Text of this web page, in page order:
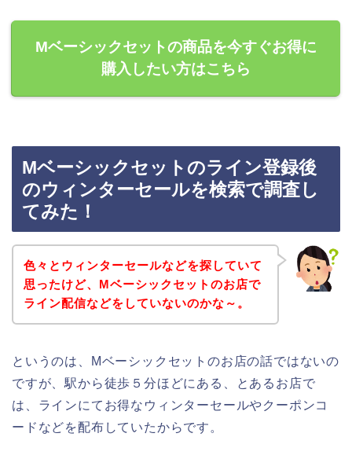
Mベーシックセットの商品を今すぐお得に
購入したい方はこちら
Mベーシックセットのライン登録後
のウィンターセールを検索で調査し
てみた！
色々とウィンターセールなどを探していて
思ったけど、Mベーシックセットのお店で
ライン配信などをしていないのかな～。
というのは、Mベーシックセットのお店の話ではないの
ですが、駅から徒歩５分ほどにある、とあるお店で
は、ラインにてお得なウィンターセールやクーポンコ
ードなどを配布していたからです。